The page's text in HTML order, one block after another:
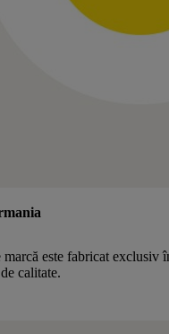
marcă este fabricat exclusiv
calitate.